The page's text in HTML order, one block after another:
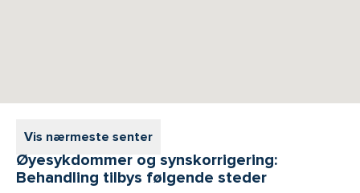
Vis nærmeste senter
Øyesykdommer og synskorrigering:
Behandling tilbys følgende steder